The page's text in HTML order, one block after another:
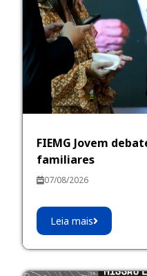
FIEMG Jovem
familiares
07/08/2026
Leia mais